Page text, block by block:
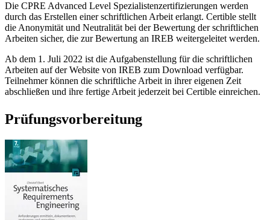
Die CPRE Advanced Level Spezialistenzertifizierungen werden
durch das Erstellen einer schriftlichen Arbeit erlangt. Certible stellt
die Anonymität und Neutralität bei der Bewertung der schriftlichen
Arbeiten sicher, die zur Bewertung an IREB weitergeleitet werden.
Ab dem 1. Juli 2022 ist die Aufgabenstellung für die schriftlichen
Arbeiten auf der Website von IREB zum Download verfügbar.
Teilnehmer können die schriftliche Arbeit in ihrer eigenen Zeit
abschließen und ihre fertige Arbeit jederzeit bei Certible einreichen.
Prüfungsvorbereitung